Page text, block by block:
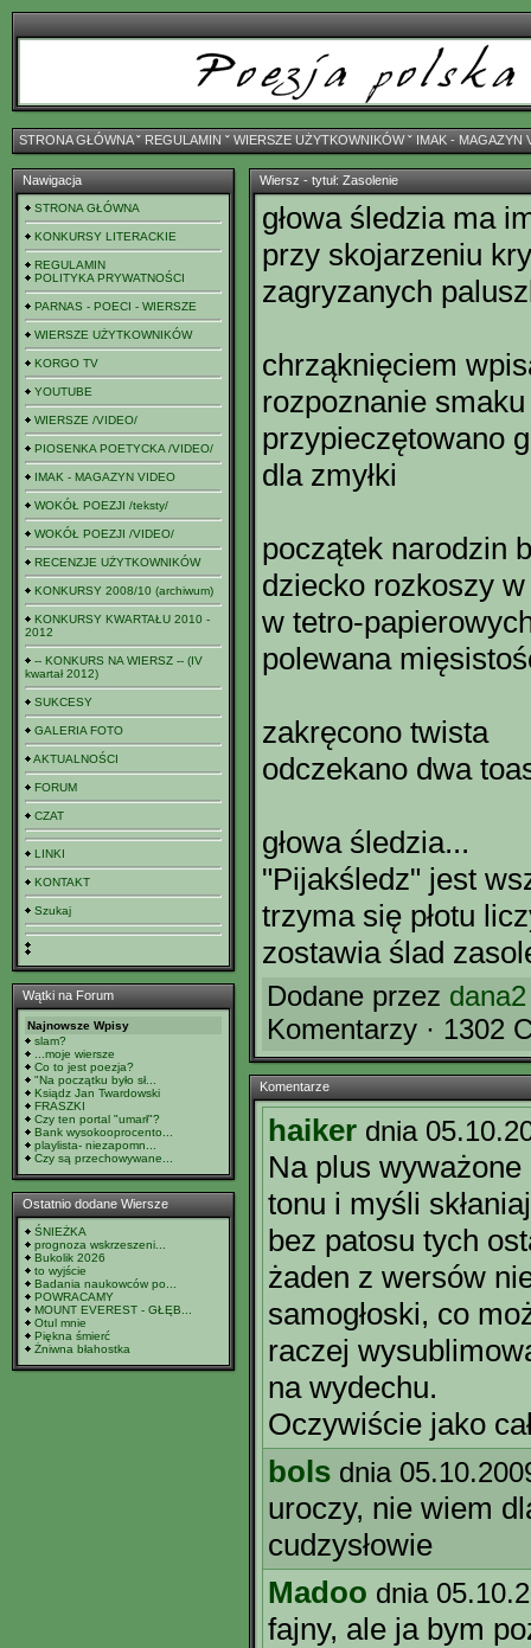
STRONA GŁÓWNAˇ REGULAMIN ˇ WIERSZE UŻYTKOWNIKÓWˇ IMAK - MAGAZYN
Nawigacja
STRONA GŁÓWNA
KONKURSY LITERACKIE
REGULAMIN
POLITYKA PRYWATNOŚCI
PARNAS - POECI - WIERSZE
WIERSZE UŻYTKOWNIKÓW
KORGO TV
YOUTUBE
WIERSZE /VIDEO/
PIOSENKA POETYCKA /VIDEO/
IMAK - MAGAZYN VIDEO
WOKÓŁ POEZJI /teksty/
WOKÓŁ POEZJI /VIDEO/
RECENZJE UŻYTKOWNIKÓW
KONKURSY 2008/10 (archiwum)
KONKURSY KWARTAŁU 2010 -
2012
-- KONKURS NA WIERSZ -- (IV
kwartał 2012)
SUKCESY
GALERIA FOTO
AKTUALNOŚCI
FORUM
CZAT
LINKI
KONTAKT
Szukaj
Wątki na Forum
Najnowsze Wpisy
slam?
...moje wiersze
Co to jest poezja?
"Na początku było sł...
Ksiądz Jan Twardowski
FRASZKI
Czy ten portal "umarł"?
Bank wysokooprocento...
playlista- niezapomn...
Czy są przechowywane...
Ostatnio dodane Wiersze
ŚNIEŻKA
prognoza wskrzeszeni...
Bukolik 2026
to wyjście
Badania naukowców po...
POWRACAMY
MOUNT EVEREST - GŁĘB...
Otul mnie
Piękna śmierć
Żniwna błahostka
Wiersz - tytuł: Zasolenie
głowa śledzia ma
przy skojarzeniu
zagryzanych
chrząknięciem
rozpoznanie
przypieczętowano
dla zmyłki
początek narodzin
dziecko rozkoszy
w tetro-
polewana
zakręcono twista
odczekano dwa
głowa śledzia...
"Pijakśledz" jest
trzyma się płotu
zostawia ślad
Dodane przez dana2
Komentarzy · 1302
Komentarze
haiker dnia
Na plus
tonu i myśli
bez patosu tych
żaden z wersów
samogłoski, co
raczej
na wydechu.
Oczywiście jako
bols dnia
uroczy, nie wiem
cudzysłowie
Madoo dnia
fajny, ale ja bym